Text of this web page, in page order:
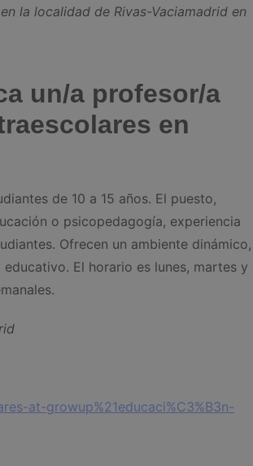
la localidad de Rivas-Vaciamadrid en
un/a profesor/a
en
de 10 a 15 años. El puesto,
o psicopedagogía, experiencia
Ofrecen un ambiente dinámico,
El horario es lunes, martes y
at-growup%21educaci%C3%B3n-